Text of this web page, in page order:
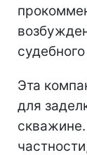
Эта
для